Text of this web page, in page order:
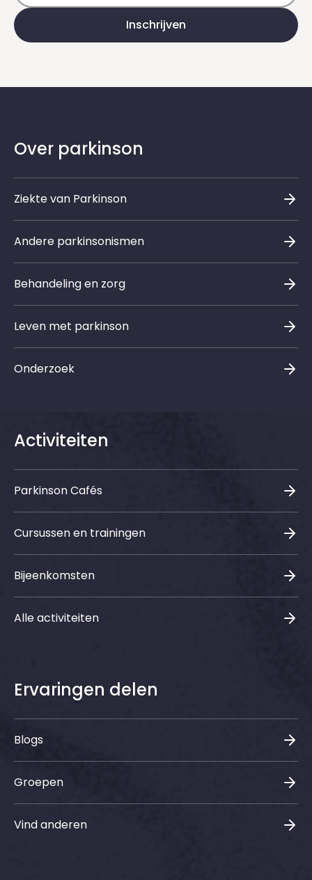
Inschrijven
Over parkinson
Ziekte van Parkinson
Andere parkinsonismen
Behandeling en zorg
Leven met parkinson
Onderzoek
Activiteiten
Parkinson Cafés
Cursussen en trainingen
Bijeenkomsten
Alle activiteiten
Ervaringen delen
Blogs
Groepen
Vind anderen